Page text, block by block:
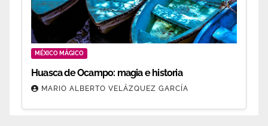
MÉXICO MÁGICO
Huasca de Ocampo: magia e historia
MARIO ALBERTO VELÁZQUEZ GARCÍA